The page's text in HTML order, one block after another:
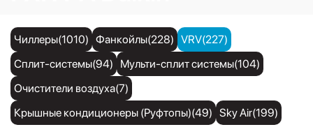
Чиллеры(1010) Фанкойлы(228) VRV(227)
Сплит-системы(94)
Мульти-сплит системы(104)
Очистители воздуха(7)
Крышные кондиционеры (Руфтопы)(49) Sky Air(199)